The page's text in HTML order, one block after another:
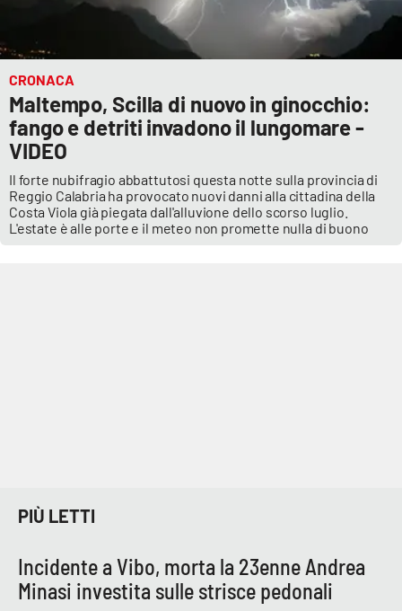
CRONACA
Maltempo, Scilla di nuovo in ginocchio:
fango e detriti invadono il lungomare -
VIDEO
Il forte nubifragio abbattutosi questa notte sulla provincia di
Reggio Calabria ha provocato nuovi danni alla cittadina della
Costa Viola già piegata dall'alluvione dello scorso luglio.
L'estate è alle porte e il meteo non promette nulla di buono
PIÙ LETTI
Incidente a Vibo, morta la 23enne Andrea
Minasi investita sulle strisce pedonali